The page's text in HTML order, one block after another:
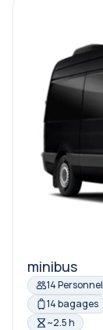
minibus
14 Personnel
14 bagages
~2.5 h